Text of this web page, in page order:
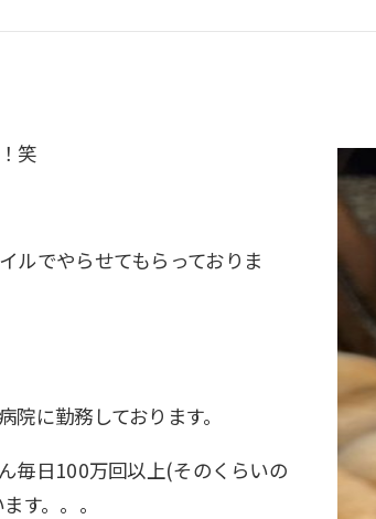
笑
ルでやらせてもらっておりま
に勤務しております。
毎日100万回以上(そのくらいの
す。。。